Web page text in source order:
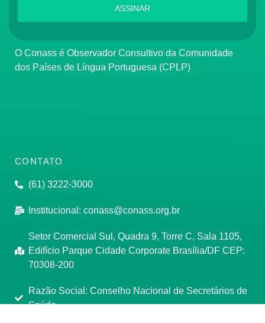
ASSINAR
O Conass é Observador Consultivo da Comunidade
dos Países de Língua Portuguesa (CPLP)
CONTATO
(61) 3222-3000
Institucional: conass@conass.org.br
Setor Comercial Sul, Quadra 9, Torre C, Sala 1105,
Edifício Parque Cidade Corporate Brasília/DF CEP:
70308-200
Razão Social: Conselho Nacional de Secretários de
Saúde